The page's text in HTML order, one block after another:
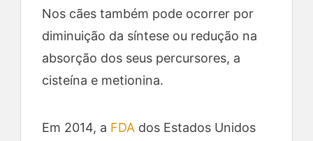
Nos cães também pode ocorrer por
diminuição da síntese ou redução na
absorção dos seus percursores, a
cisteína e metionina.
Em 2014, a FDA dos Estados Unidos